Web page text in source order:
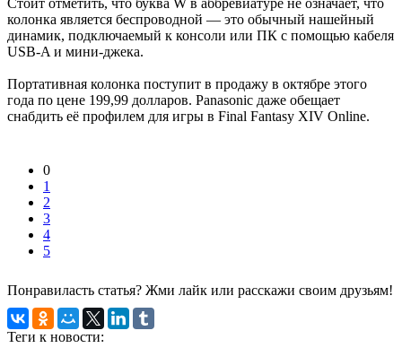
колонка является беспроводной — это обычный нашейный
динамик, подключаемый к консоли или ПК с помощью кабеля
USB-A и мини-джека.
Портативная колонка поступит в продажу в октябре этого
года по цене 199,99 долларов. Panasonic даже обещает
снабдить её профилем для игры в Final Fantasy XIV Online.
0
1
2
3
4
5
Понравиласть статья? Жми лайк или расскажи своим друзьям!
Теги к новости: